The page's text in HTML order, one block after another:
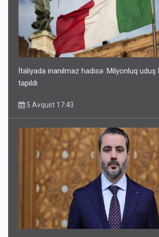
İtaliyada inanılmaz hadisə: Milyonluq uduş
tapıldı
5 Avqust 17:43